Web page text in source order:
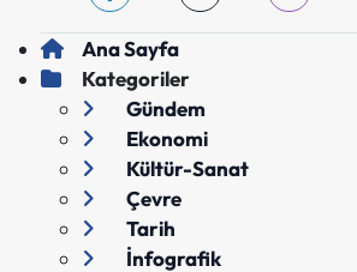
Ana Sayfa
Kategoriler
Gündem
Ekonomi
Kültür-Sanat
Çevre
Tarih
İnfografik